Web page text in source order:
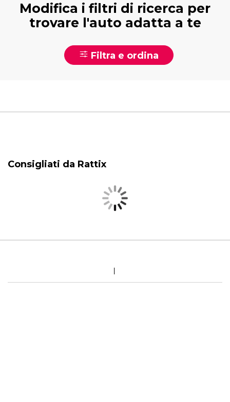
Modifica i filtri di ricerca per
trovare l'auto adatta a te
Filtra e ordina
Consigliati da Rattix